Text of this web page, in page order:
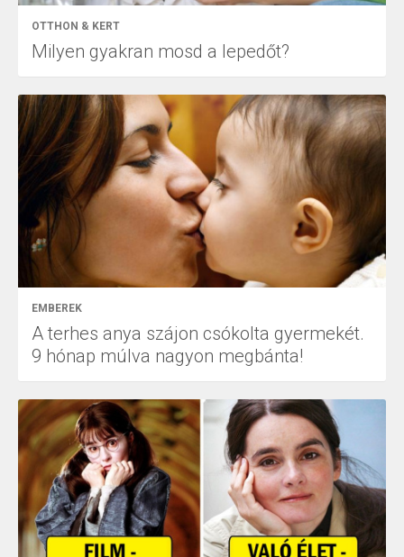
OTTHON & KERT
Milyen gyakran mosd a lepedőt?
EMBEREK
A terhes anya szájon csókolta gyermekét.
9 hónap múlva nagyon megbánta!